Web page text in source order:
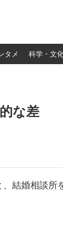
タメ 科学・文
な差
結婚相談所